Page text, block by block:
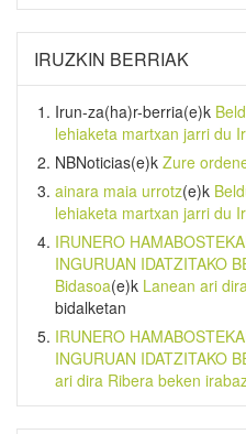
IRUZKIN BERRIAK
Irun-za(ha)r-berria(e)k
lehiaketa martxan jarri du
NBNoticias(e)k Zure
ainara maia urrotz(e)k
lehiaketa martxan jarri du
IRUNERO
INGURUAN IDATZITAKO
Bidasoa(e)k Lanean ari
bidalketan
IRUNERO
INGURUAN IDATZITAKO
ari dira Ribera beken